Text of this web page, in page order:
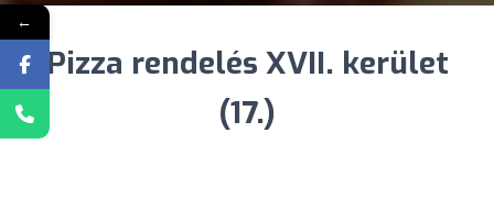
Pizza rendelés XVII. kerület
(17.)
←